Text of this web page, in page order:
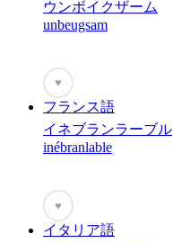
ウンボイクザーム
unbeugsam
♥
フランス語
イネブランラーブル
inébranlable
♥
イタリア語